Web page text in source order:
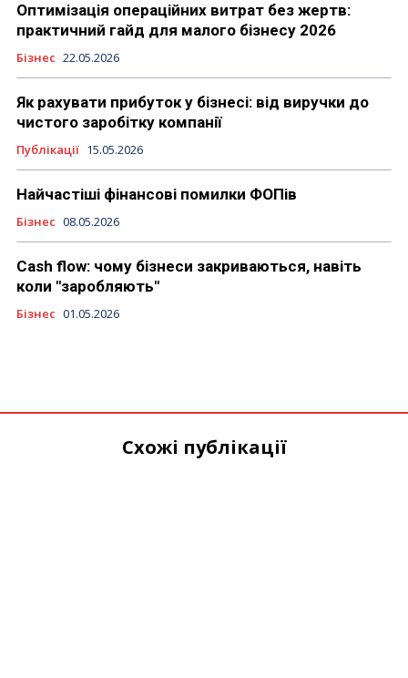
Оптимізація операційних витрат без жертв:
практичний гайд для малого бізнесу 2026
Бізнес 22.05.2026
Як рахувати прибуток у бізнесі: від виручки до
чистого заробітку компанії
Публікації 15.05.2026
Найчастіші фінансові помилки ФОПів
Бізнес 08.05.2026
Cash flow: чому бізнеси закриваються, навіть
коли "заробляють"
Бізнес 01.05.2026
Схожі публікації